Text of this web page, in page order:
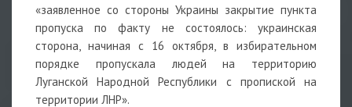
«заявленное со стороны Украины закрытие пункта
пропуска по факту не состоялось: украинская
сторона, начиная с 16 октября, в избирательном
порядке пропускала людей на территорию
Луганской Народной Республики с пропиской на
территории ЛНР».